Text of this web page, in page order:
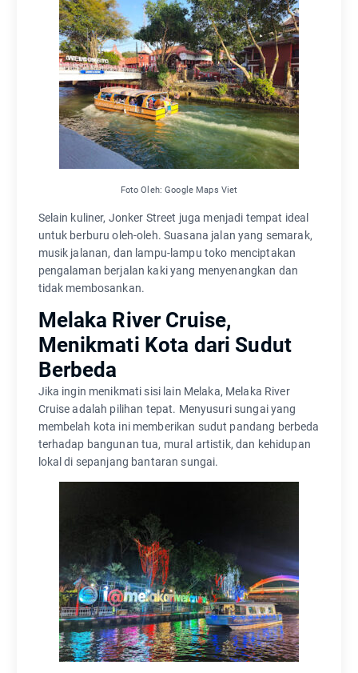
Foto Oleh: Google Maps Viet
Selain kuliner, Jonker Street juga menjadi tempat ideal
untuk berburu oleh-oleh. Suasana jalan yang semarak,
musik jalanan, dan lampu-lampu toko menciptakan
pengalaman berjalan kaki yang menyenangkan dan
tidak membosankan.
Melaka River Cruise,
Menikmati Kota dari Sudut
Berbeda
Jika ingin menikmati sisi lain Melaka, Melaka River
Cruise adalah pilihan tepat. Menyusuri sungai yang
membelah kota ini memberikan sudut pandang berbeda
terhadap bangunan tua, mural artistik, dan kehidupan
lokal di sepanjang bantaran sungai.